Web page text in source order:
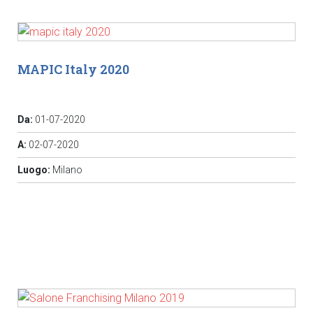
MAPIC Italy 2020
Da: 01-07-2020
A: 02-07-2020
Luogo: Milano